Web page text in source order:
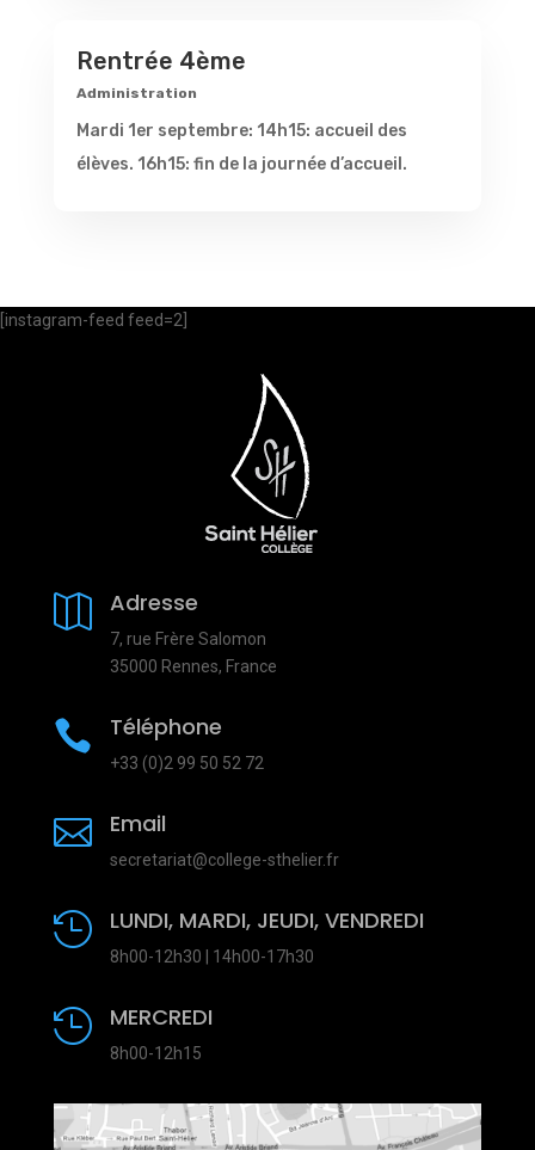
Rentrée 4ème
Administration
Mardi 1er septembre: 14h15: accueil des
élèves. 16h15: fin de la journée d’accueil.
[instagram-feed feed=2]
 Adresse
7, rue Frère Salomon
35000 Rennes, France
 Téléphone
+33 (0)2 99 50 52 72
 Email
secretariat@college-sthelier.fr
 LUNDI, MARDI, JEUDI, VENDREDI
8h00-12h30 | 14h00-17h30
 MERCREDI
8h00-12h15